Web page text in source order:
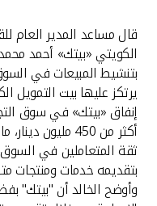
خدمات ما بعد
اتصل بنا
مواقع الفروع وأجهزة
قال مساعد المدير العام
الكويتي «بيتك» أحمد
بتنشيط المبيعات في
يرتكز عليها بيت التمويل
إنفاق «بيتك» في سوق
أكثر من 450
ثقة المتعاملين في
بتقديمه خدمات ومنتجات
وأوضح الخالد أن "بيتك"